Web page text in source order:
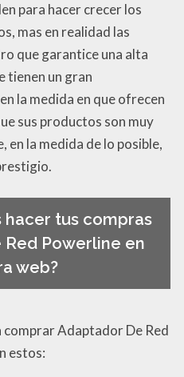
para hacer crecer los
mas en realidad las
que garantice una alta
tienen un gran
la medida en que ofrecen
sus productos son muy
en la medida de lo posible,
hacer tus compras
Powerline en
web?
comprar Adaptador De Red
estos: